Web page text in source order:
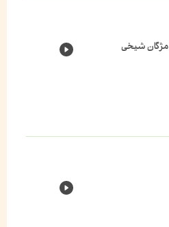
مژگان شیخی